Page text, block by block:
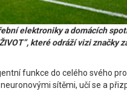
elektroniky a domácích
které odráží vizi
funkce do celého svého
sítěmi, učí se a